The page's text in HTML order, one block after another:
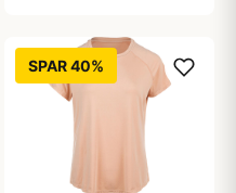
SPAR 40%